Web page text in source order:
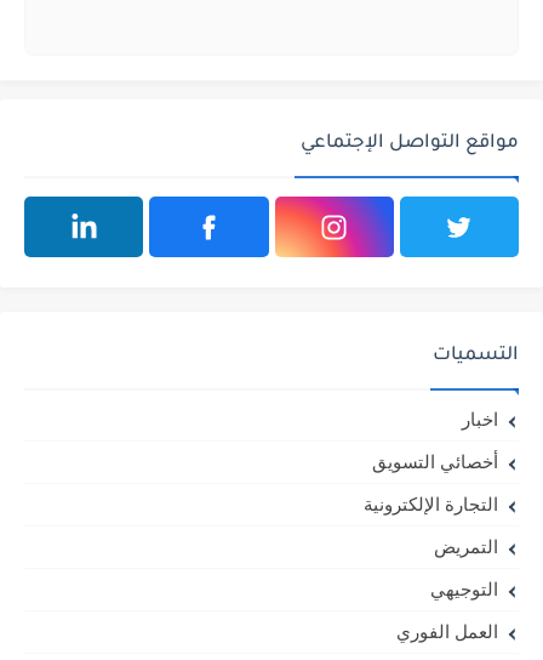
مواقع التواصل الإجتماعي
التسميات
اخبار
أخصائي التسويق
التجارة الإلكترونية
التمريض
التوجيهي
العمل الفوري